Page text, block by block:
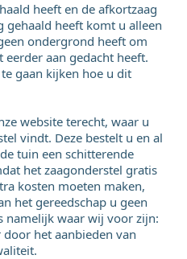
heeft en de afkortzaag
gehaald heeft komt u alleen
ondergrond heeft om
eerder aan gedacht heeft.
gaan kijken hoe u dit
website terecht, waar u
vindt. Deze bestelt u en al
tuin een schitterende
het zaagonderstel gratis
kosten moeten maken,
het gereedschap u geen
namelijk waar wij voor zijn:
het aanbieden van